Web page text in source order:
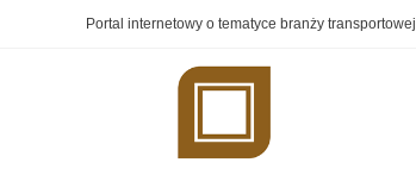
Portal internetowy o tematyce branży transportowej